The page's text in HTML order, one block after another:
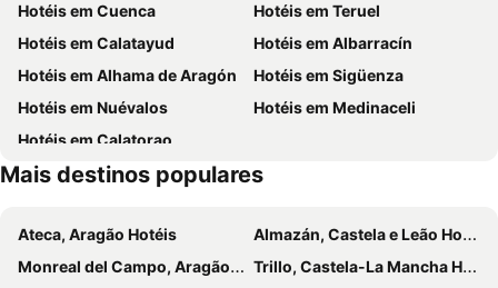
Hotéis em Cuenca
Hotéis em Teruel
Hotéis em Calatayud
Hotéis em Albarracín
Hotéis em Alhama de Aragón
Hotéis em Sigüenza
Hotéis em Nuévalos
Hotéis em Medinaceli
Hotéis em Calatorao
Mais destinos populares
Ateca, Aragão Hotéis
Almazán, Castela e Leão Hotéis
Monreal del Campo, Aragão Hotéis
Trillo, Castela-La Mancha Hotéis